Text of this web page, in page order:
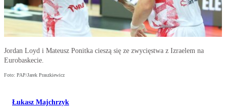
Jordan Loyd i Mateusz Ponitka cieszą się ze zwycięstwa z Izraelem na
Eurobaskecie.
Foto: PAP/Jarek Praszkiewicz
Łukasz Majchrzyk